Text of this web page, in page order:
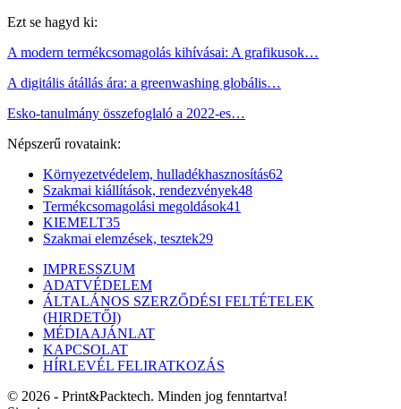
Ezt se hagyd ki:
A modern termékcsomagolás kihívásai: A grafikusok…
A digitális átállás ára: a greenwashing globális…
Esko-tanulmány összefoglaló a 2022-es…
Népszerű rovataink:
Környezetvédelem, hulladékhasznosítás62
Szakmai kiállítások, rendezvények48
Termékcsomagolási megoldások41
KIEMELT35
Szakmai elemzések, tesztek29
IMPRESSZUM
ADATVÉDELEM
ÁLTALÁNOS SZERZŐDÉSI FELTÉTELEK
(HIRDETŐI)
MÉDIAAJÁNLAT
KAPCSOLAT
HÍRLEVÉL FELIRATKOZÁS
© 2026 - Print&Packtech. Minden jog fenntartva!